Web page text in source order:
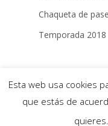
Chaqueta de
Temporada 2018
© 2022
condiciones
web: Estrategia
Esta web usa cookies
que estás de
quieres.